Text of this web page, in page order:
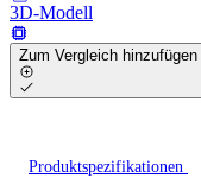
3D-Modell
Zum Vergleich hinzufügen
Produktspezifikationen